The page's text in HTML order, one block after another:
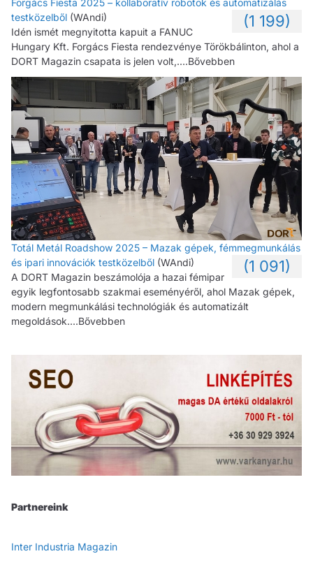
Forgács Fiesta 2025 – kollaboratív robotok és automatizálás
testközelből (WAndi) (1 199)
Idén ismét megnyitotta kapuit a FANUC
Hungary Kft. Forgács Fiesta rendezvénye Törökbálinton, ahol a
DORT Magazin csapata is jelen volt,....Bővebben
Totál Metál Roadshow 2025 – Mazak gépek, fémmegmunkálás
és ipari innovációk testközelből (WAndi) (1 091)
A DORT Magazin beszámolója a hazai fémipar
egyik legfontosabb szakmai eseményéről, ahol Mazak gépek,
modern megmunkálási technológiák és automatizált
megoldások....Bővebben
Partnereink
Inter Industria Magazin